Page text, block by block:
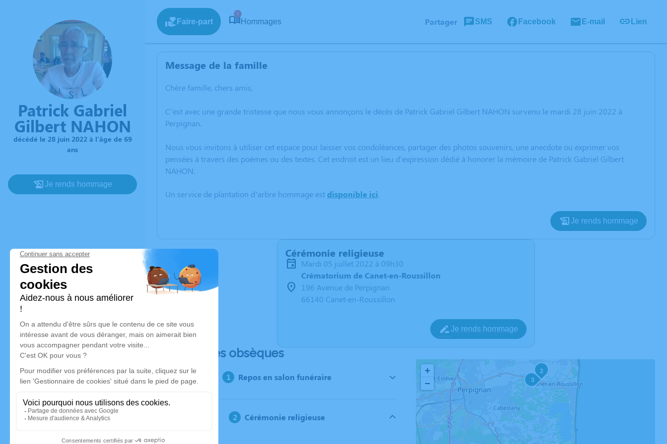
Patrick Gabriel
Gilbert NAHON
décédé le 28 juin 2022 à l'âge de 69
ans
Je rends hommage
Faire-part
1
Hommages Partager SMS Facebook E-mail Lien
Message de la famille
Chère famille, chers amis,
C’est avec une grande tristesse que nous vous annonçons le décès de Patrick Gabriel Gilbert NAHON survenu le mardi 28 juin 2022 à
Perpignan.
Nous vous invitons à utiliser cet espace pour laisser vos condoléances, partager des photos souvenirs, une anecdote ou exprimer vos
pensées à travers des poèmes ou des textes. Cet endroit est un lieu d'expression dédié à honorer la mémoire de Patrick Gabriel Gilbert
NAHON.
Un service de plantation d’arbre hommage estdisponible ici.
Je rends hommage
Cérémonie religieuse
mardi 05 juillet 2022 à 09h30
Crématorium de Canet-en-Roussillon
196 Avenue de Perpignan
66140 Canet-en-Roussillon
Je rends hommage
Déroulé des obsèques
Repos en salon funéraire
Cérémonie religieuse
2
3
+
−